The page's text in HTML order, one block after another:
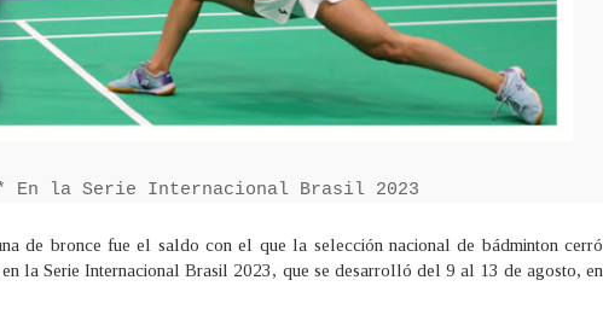
En la Serie Internacional Brasil 2023
de bronce fue el saldo con el que la selección nacional de bádminton cerró
en la Serie Internacional Brasil 2023, que se desarrolló del 9 al 13 de agosto, en